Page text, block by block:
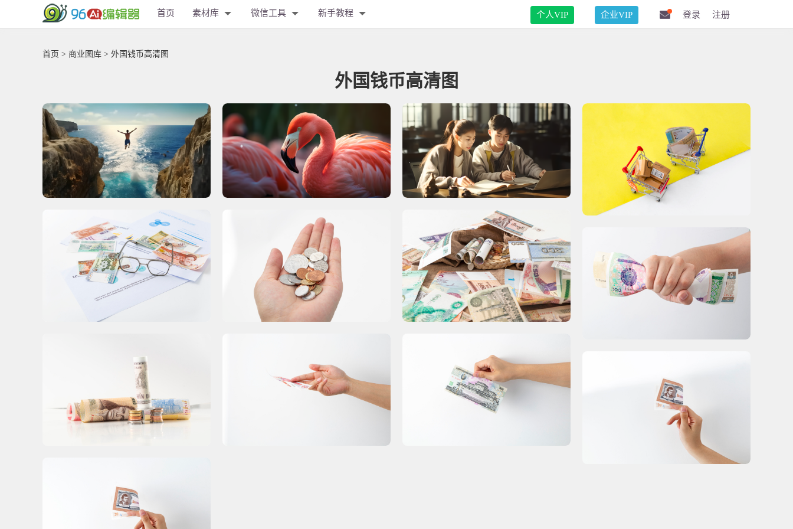
首页 素材库 微信工具 新手教程 个人VIP 企业VIP 登录 注册
首页 > 商业图库 > 外国钱币高清图
外国钱币高清图